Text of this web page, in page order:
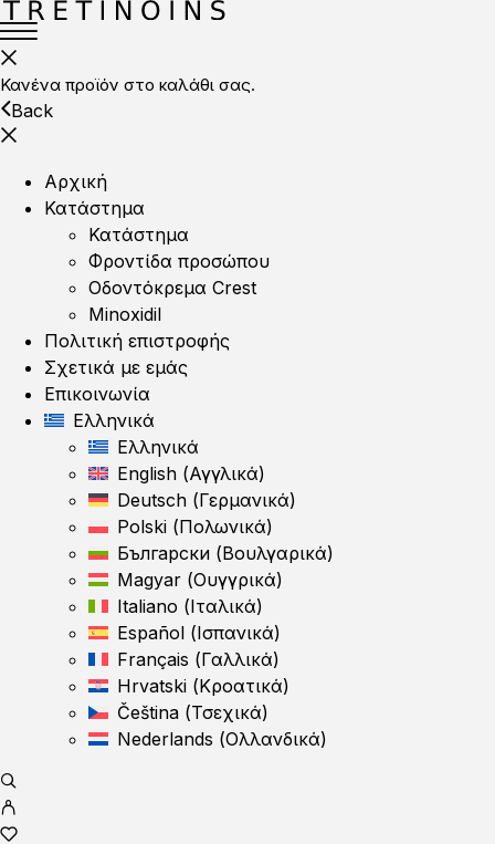
Κανένα προϊόν στο καλάθι σας.
Back
Αρχική
Κατάστημα
Κατάστημα
Φροντίδα προσώπου
Οδοντόκρεμα Crest
Minoxidil
Πολιτική επιστροφής
Σχετικά με εμάς
Επικοινωνία
Ελληνικά
Ελληνικά
English (Αγγλικά)
Deutsch (Γερμανικά)
Polski (Πολωνικά)
Български (Βουλγαρικά)
Magyar (Ουγγρικά)
Italiano (Ιταλικά)
Español (Ισπανικά)
Français (Γαλλικά)
Hrvatski (Κροατικά)
Čeština (Τσεχικά)
Nederlands (Ολλανδικά)